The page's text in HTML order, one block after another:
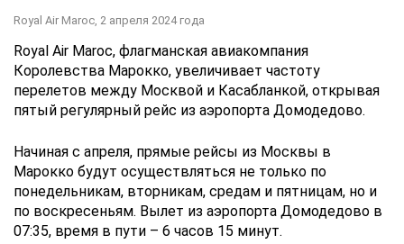
Royal Air Maroc, 2 апреля 2024 года
Royal Air Maroc, флагманская авиакомпания
Королевства Марокко, увеличивает частоту
перелетов между Москвой и Касабланкой, открывая
пятый регулярный рейс из аэропорта Домодедово.
Начиная с апреля, прямые рейсы из Москвы в
Марокко будут осуществляться не только по
понедельникам, вторникам, средам и пятницам, но и
по воскресеньям. Вылет из аэропорта Домодедово в
07:35, время в пути – 6 часов 15 минут.